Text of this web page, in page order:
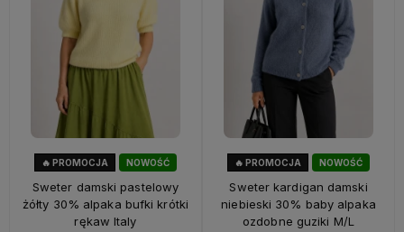
NOWOŚĆ
🔥 PROMOCJA
Sweter damski pastelowy
żółty 30% alpaka bufki krótki
rękaw Italy
NOWOŚĆ
🔥 PROMOCJA
Sweter kardigan damski
niebieski 30% baby alpaka
ozdobne guziki M/L